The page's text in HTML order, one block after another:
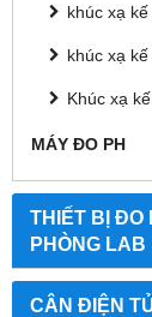
khúc xạ
khúc xạ
Khúc xạ
MÁY ĐO PH
THIẾT BỊ ĐO
PHÒNG LAB
CÂN ĐIỆN